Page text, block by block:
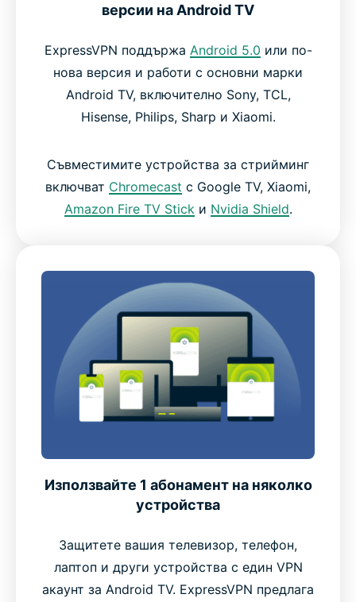
версии на Android TV
ExpressVPN поддържа Android 5.0 или по-
нова версия и работи с основни марки
Android TV, включително Sony, TCL,
Hisense, Philips, Sharp и Xiaomi.
Съвместимите устройства за стрийминг
включват Chromecast с Google TV, Xiaomi,
Amazon Fire TV Stick и Nvidia Shield.
Използвайте 1 абонамент на няколко
устройства
Защитете вашия телевизор, телефон,
лаптоп и други устройства с един VPN
акаунт за Android TV. ExpressVPN предлага